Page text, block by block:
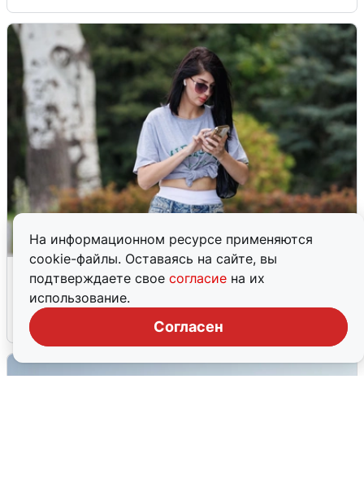
На информационном ресурсе применяются
cookie-файлы. Оставаясь на сайте, вы
подтверждаете свое согласие на их
использование.
Согласен
Волгоградцы остались без
мобильного интернета
6 августа